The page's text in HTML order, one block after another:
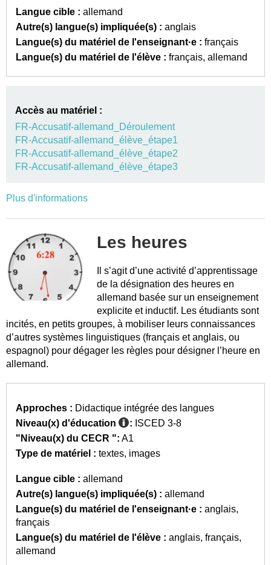
Langue cible : allemand
Autre(s) langue(s) impliquée(s) : anglais
Langue(s) du matériel de l'enseignant·e : français
Langue(s) du matériel de l'élève : français allemand
Accès au matériel :
FR-Accusatif-allemand_Déroulement
FR-Accusatif-allemand_élève_étape1
FR-Accusatif-allemand_élève_étape2
FR-Accusatif-allemand_élève_étape3
Plus d'informations
Les heures
Il s’agit d’une activité d’apprentissage
de la désignation des heures en
allemand basée sur un enseignement
explicite et inductif. Les étudiants sont
incités, en petits groupes, à mobiliser leurs connaissances
d’autres systèmes linguistiques (français et anglais, ou
espagnol) pour dégager les règles pour désigner l’heure en
allemand.
Approches : Didactique intégrée des langues
Niveau(x) d'éducation
: ISCED 3-8
"Niveau(x) du CECR ": A1
Type de matériel : textes images
Langue cible : allemand
Autre(s) langue(s) impliquée(s) : allemand
Langue(s) du matériel de l'enseignant·e : anglais
français
Langue(s) du matériel de l'élève : anglais français
allemand